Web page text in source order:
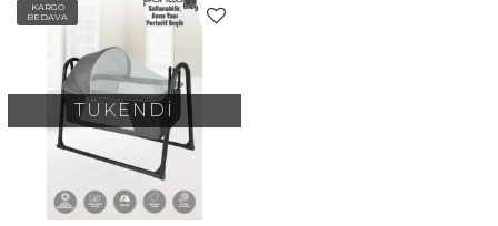
KARGO
BEDAVA
TÜKENDİ